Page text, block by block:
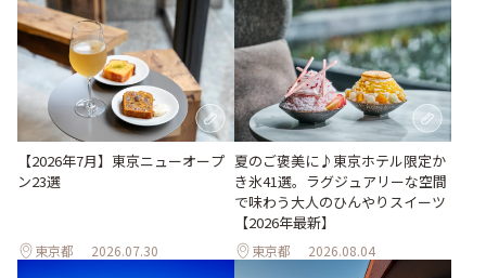
【2026年7月】東京ニューオープ
ン23選
東京都 2026.07.30
夏のご褒美に♪東京ホテル限定か
き氷41選。ラグジュアリーな空間
で味わう大人のひんやりスイーツ
【2026年最新】
東京都 2026.08.04